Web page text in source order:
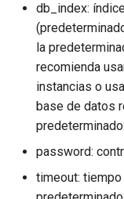
length-hiding
limit-traffic-rate
live-common
db_index:
la
recomienda
instancias o
base de datos
password:
timeout: